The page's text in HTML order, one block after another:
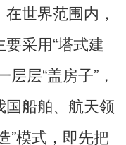
世界范围内，
采用“塔式建
层“盖房子”，
船舶、航天领
”模式，即先把